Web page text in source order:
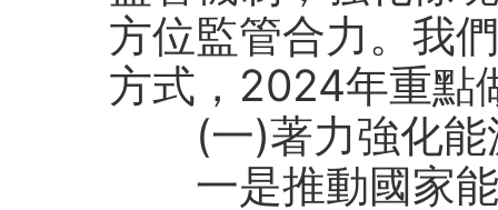
方位監管合力。我
方式，2024年重點
(一)著力強化能
一是推動國家能